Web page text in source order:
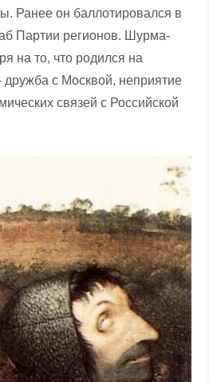
Ранее он баллотировался в
Партии регионов. Шурма-
на то, что родился на
дружба с Москвой, неприятие
связей с Российской